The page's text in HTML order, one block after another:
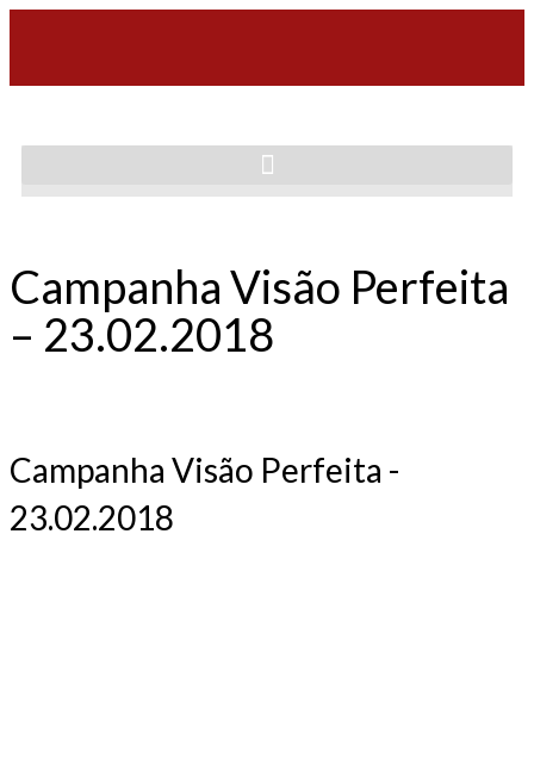
Campanha Visão Perfeita
– 23.02.2018
Campanha Visão Perfeita -
23.02.2018